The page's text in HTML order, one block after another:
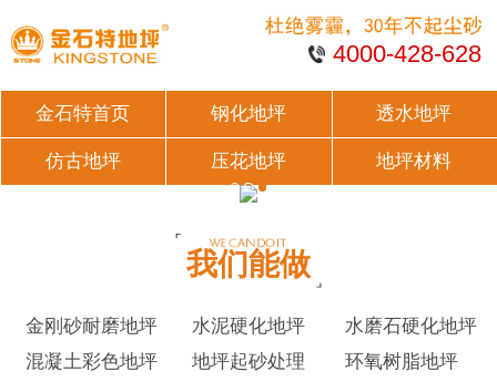
4000-428-628
金石特首页 钢化地坪 透水地坪
仿古地坪 压花地坪 地坪材料
我们能做
金刚砂耐磨地坪 水泥硬化地坪
水磨石硬化地坪
混凝土彩色地坪
地坪起砂处理
环氧树脂地坪